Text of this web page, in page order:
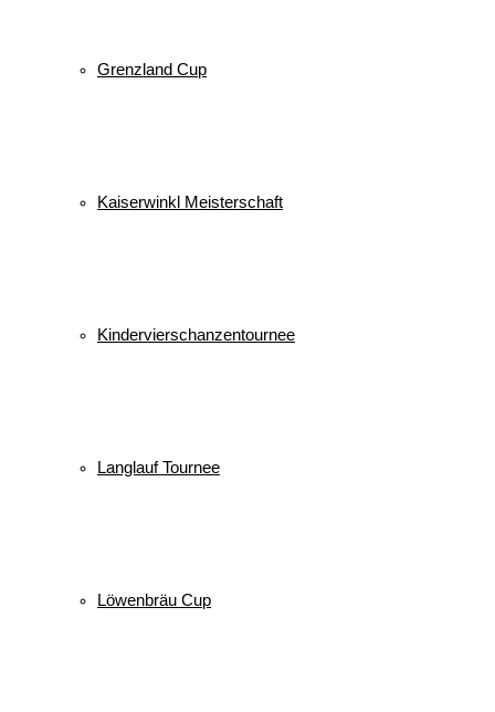
Grenzland Cup
Kaiserwinkl Meisterschaft
Kindervierschanzentournee
Langlauf Tournee
Löwenbräu Cup